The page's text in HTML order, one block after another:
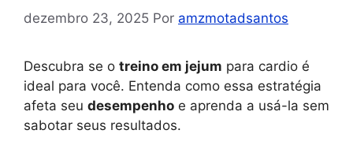
dezembro 23, 2025 Por amzmotadsantos
Descubra se o treino em jejum para cardio é
ideal para você. Entenda como essa estratégia
afeta seu desempenho e aprenda a usá-la sem
sabotar seus resultados.